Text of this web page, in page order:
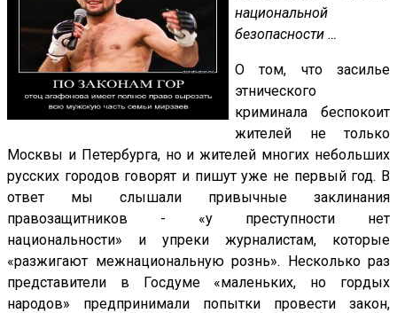
национальной
безопасности …
О том, что засилье
этнического
криминала беспокоит
жителей не только
Москвы и Петербурга, но и жителей многих небольших
русских городов говорят и пишут уже не первый год. В
ответ мы слышали привычные заклинания
правозащитников - «у преступности нет
национальности» и упреки журналистам, которые
«разжигают межнациональную рознь». Несколько раз
представители в Госдуме «маленьких, но гордых
народов» предпринимали попытки провести закон,